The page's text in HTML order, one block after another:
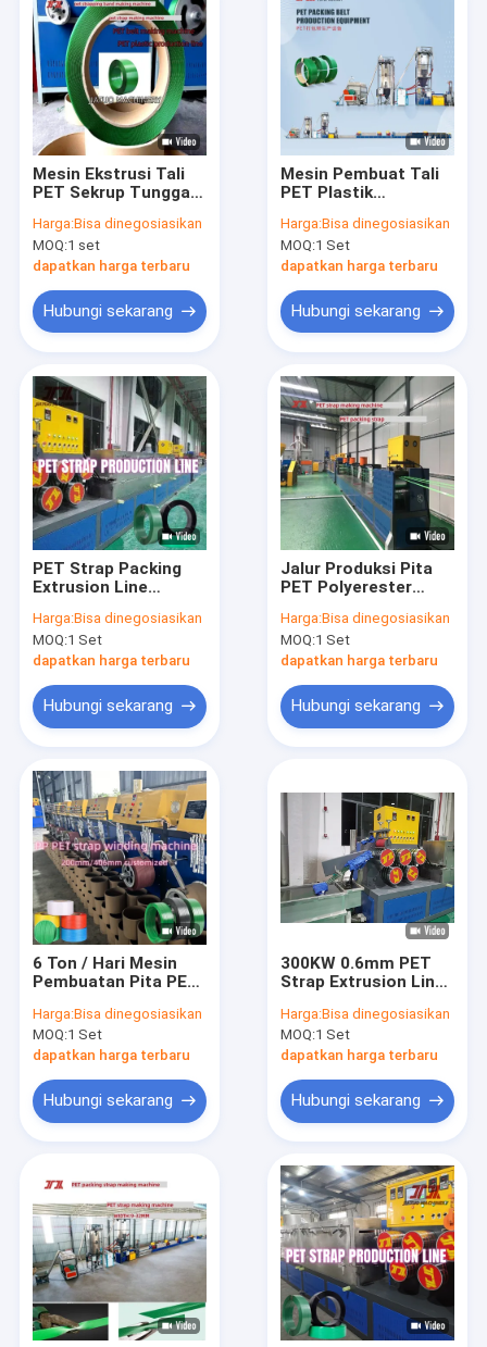
Produk
Pertunjukan VR
Tentang Kami
Tur Pabrik
Hubungi Kami
Berita
Mesin pembuat tali PP
Mesin Pembuat Tali PET
Garis Ekstrusi Pita Tali PP
Garis ekstrusi tali hewan peliharaan
Mesin Strapping Band Winding
Mesin Pengemasan Otomatis
Sabuk Pengepakan PP
Mesin pembuatan sabuk pengemasan
Mesin cetak pita kemasan
Mesin Emboss Film Plastik
Mesin Ekstrusi Tali
PET Sekrup Tunggal,
Gulungan Tali PET,
Mesin Tali PP PET
Harga:Bisa dinegosiasikan
MOQ:1 set
dapatkan harga terbaru
Hubungi sekarang
Mesin Pembuat Tali
PET Plastik
Motor Berpenggerak
Listrik
Harga:Bisa dinegosiasikan
MOQ:1 Set
dapatkan harga terbaru
Hubungi sekarang
PET Strap Packing
Extrusion Line
Strapping Band
Produksi Line
Harga:Bisa dinegosiasikan
MOQ:1 Set
dapatkan harga terbaru
Hubungi sekarang
Jalur Produksi Pita
PET Polyerester
Pita PET Bergerak
Listrik
Harga:Bisa dinegosiasikan
MOQ:1 Set
dapatkan harga terbaru
Hubungi sekarang
6 Ton / Hari Mesin
Pembuatan Pita PET
Pet Pita Produksi
Line
Harga:Bisa dinegosiasikan
MOQ:1 Set
dapatkan harga terbaru
Hubungi sekarang
300KW 0.6mm PET
Strap Extrusion Line
Band Membuat Daur
Ulang PET Strap
Extrusion Line
Harga:Bisa dinegosiasikan
MOQ:1 Set
dapatkan harga terbaru
Hubungi sekarang